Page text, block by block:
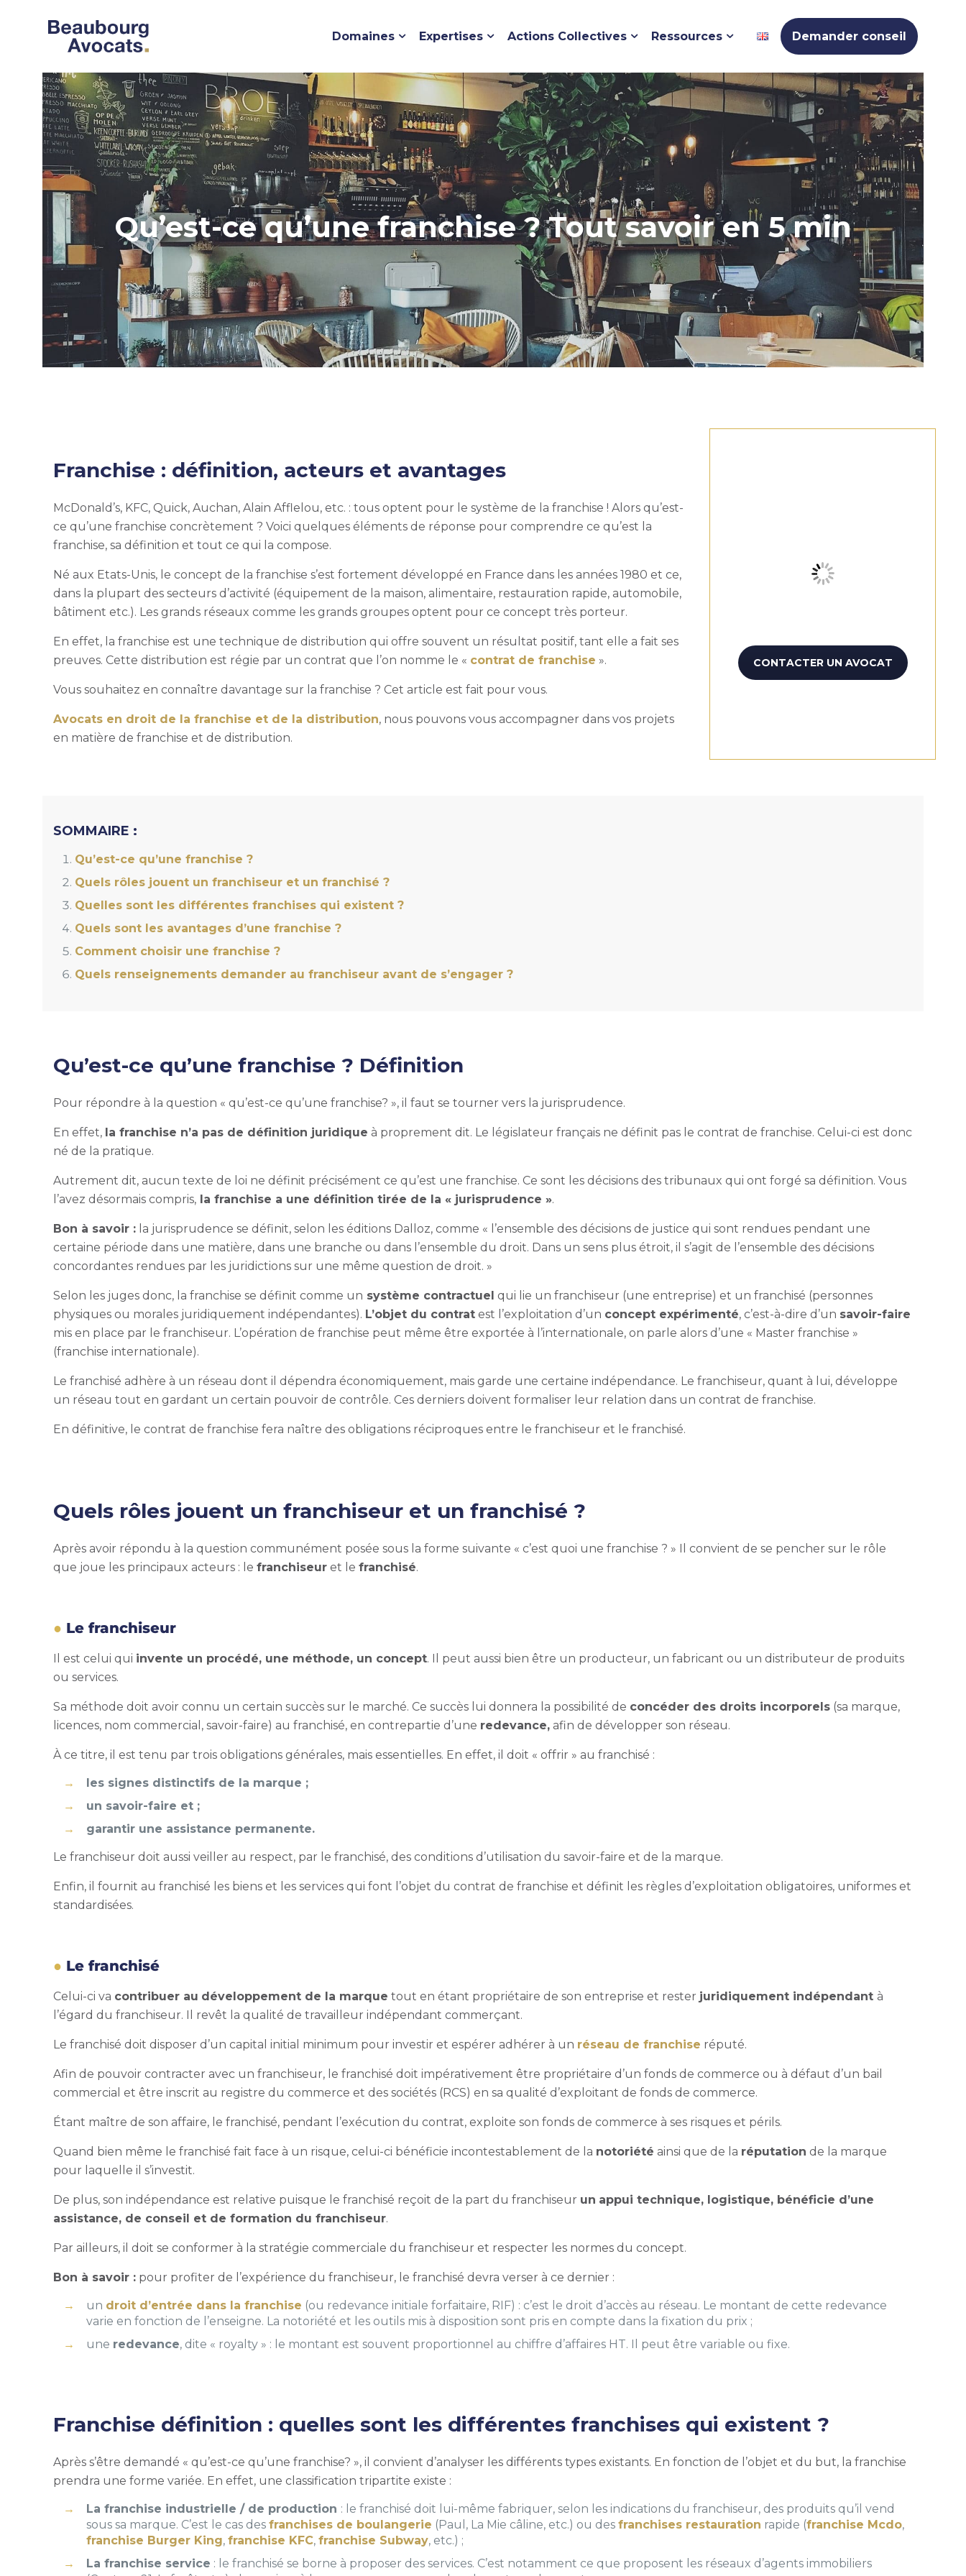
Domaines Expertises Actions Collectives Ressources Demander conseil
Qu’est-ce qu’une franchise ? Tout savoir en 5 min
Franchise : définition, acteurs et avantages
McDonald’s, KFC, Quick, Auchan, Alain Afflelou, etc. : tous optent pour le système de la franchise ! Alors qu’est-
ce qu’une franchise concrètement ? Voici quelques éléments de réponse pour comprendre ce qu’est la
franchise, sa définition et tout ce qui la compose.
Né aux Etats-Unis, le concept de la franchise s’est fortement développé en France dans les années 1980 et ce,
dans la plupart des secteurs d’activité (équipement de la maison, alimentaire, restauration rapide, automobile,
bâtiment etc.). Les grands réseaux comme les grands groupes optent pour ce concept très porteur.
En effet, la franchise est une technique de distribution qui offre souvent un résultat positif, tant elle a fait ses
preuves. Cette distribution est régie par un contrat que l’on nomme le « contrat de franchise ».
Vous souhaitez en connaître davantage sur la franchise ? Cet article est fait pour vous.
Avocats en droit de la franchise et de la distribution, nous pouvons vous accompagner dans vos projets
en matière de franchise et de distribution.
CONTACTER UN AVOCAT
SOMMAIRE :
Qu’est-ce qu’une franchise ?
Quels rôles jouent un franchiseur et un franchisé ?
Quelles sont les différentes franchises qui existent ?
Quels sont les avantages d’une franchise ?
Comment choisir une franchise ?
Quels renseignements demander au franchiseur avant de s’engager ?
Qu’est-ce qu’une franchise ? Définition
Pour répondre à la question « qu’est-ce qu’une franchise? », il faut se tourner vers la jurisprudence.
En effet, la franchise n’a pas de définition juridique à proprement dit. Le législateur français ne définit pas le contrat de franchise. Celui-ci est donc
né de la pratique.
Autrement dit, aucun texte de loi ne définit précisément ce qu’est une franchise. Ce sont les décisions des tribunaux qui ont forgé sa définition. Vous
l’avez désormais compris, la franchise a une définition tirée de la « jurisprudence ».
Bon à savoir : la jurisprudence se définit, selon les éditions Dalloz, comme « l’ensemble des décisions de justice qui sont rendues pendant une
certaine période dans une matière, dans une branche ou dans l’ensemble du droit. Dans un sens plus étroit, il s’agit de l’ensemble des décisions
concordantes rendues par les juridictions sur une même question de droit. »
Selon les juges donc, la franchise se définit comme un système contractuel qui lie un franchiseur (une entreprise) et un franchisé (personnes
physiques ou morales juridiquement indépendantes). L’objet du contrat est l’exploitation d’un concept expérimenté, c’est-à-dire d’un savoir-faire
mis en place par le franchiseur. L’opération de franchise peut même être exportée à l’internationale, on parle alors d’une « Master franchise »
(franchise internationale).
Le franchisé adhère à un réseau dont il dépendra économiquement, mais garde une certaine indépendance. Le franchiseur, quant à lui, développe
un réseau tout en gardant un certain pouvoir de contrôle. Ces derniers doivent formaliser leur relation dans un contrat de franchise.
En définitive, lecontrat de franchise fera naître des obligations réciproques entre le franchiseur et le franchisé.
Quels rôles jouent un franchiseur et un franchisé ?
Après avoir répondu à la question communément posée sous la forme suivante « c’est quoi une franchise ? » Il convient de se pencher sur le rôle
que joue les principaux acteurs : lefranchiseur et lefranchisé.
Le franchiseur
Il est celui qui invente un procédé, une méthode, un concept. Il peut aussi bien être un producteur, un fabricant ou un distributeur de produits
ou services.
Sa méthode doit avoir connu un certain succès sur le marché. Ce succès lui donnera la possibilité de concéder des droits incorporels (sa marque,
licences, nom commercial, savoir-faire) au franchisé, en contrepartie d’une redevance, afin de développer son réseau.
À ce titre, il est tenu par trois obligations générales, mais essentielles. En effet, il doit «offrir » au franchisé :
les signes distinctifs de la marque ;
un savoir-faire et ;
garantir une assistance permanente.
Le franchiseur doit aussi veiller au respect, par le franchisé, des conditions d’utilisation du savoir-faire et de la marque.
Enfin, il fournit au franchisé les biens et les services qui font l’objet du contrat de franchise et définit les règles d’exploitation obligatoires, uniformes et
standardisées.
Le franchisé
Celui-ci va contribuer au développement de la marque tout en étant propriétaire de son entreprise et rester juridiquement indépendantà
l’égard du franchiseur. Il revêt la qualité de travailleur indépendant commerçant.
Le franchisé doit disposer d’un capital initial minimum pour investir et espérer adhérer à un réseau de franchise réputé.
Afin de pouvoir contracter avec un franchiseur, le franchisé doit impérativement être propriétaire d’un fonds de commerce ou à défaut d’un bail
commercial et être inscrit au registre du commerce et des sociétés (RCS) en sa qualité d’exploitant de fonds de commerce.
Étant maître de son affaire, le franchisé, pendant l’exécution du contrat, exploite son fonds de commerce à ses risques et périls.
Quand bien même le franchisé fait face à un risque, celui-ci bénéficie incontestablement de la notoriété ainsi que de la réputation de la marque
pour laquelle il s’investit.
De plus, son indépendance est relative puisque le franchisé reçoit de la part du franchiseur un appui technique, logistique, bénéficie d’une
assistance, de conseil et de formation du franchiseur.
Par ailleurs, il doit se conformer à la stratégie commerciale du franchiseur et respecter les normes du concept.
Bon à savoir : pour profiter de l’expérience du franchiseur, le franchisé devra verser à ce dernier :
un droit d’entrée dans la franchise (ou redevance initiale forfaitaire, RIF) : c’est le droit d’accès au réseau. Le montant de cette redevance
varie en fonction de l’enseigne. La notoriété et les outils mis à disposition sont pris en compte dans la fixation du prix ;
une redevance, dite « royalty » : le montant est souvent proportionnel au chiffre d’affaires HT. Il peut être variable ou fixe.
Franchise définition : quelles sont les différentes franchises qui existent ?
Après s’être demandé «qu’est-ce qu’une franchise? », il convient d’analyser les différents types existants. En fonction de l’objet et du but, la franchise
prendra une forme variée. En effet, une classification tripartite existe :
La franchise industrielle / de production : le franchisé doit lui-même fabriquer, selon les indications du franchiseur, des produits qu’il vend
sous sa marque. C’est le cas desfranchises de boulangerie (Paul, La Mie câline, etc.) ou desfranchises restauration rapide (franchise Mcdo,
franchise Burger King,franchise KFC,franchise Subway, etc.) ;
La franchise service : le franchisé se borne à proposer des services. C’est notamment ce que proposent les réseaux d’agents immobiliers